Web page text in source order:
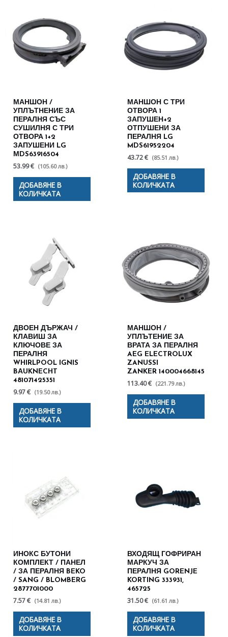
МАНШОН /
УПЛЪТНЕНИЕ ЗА
ПЕРАЛНЯ СЪС
СУШИЛНЯ С ТРИ
ОТВОРА 1+2
ЗАПУШЕНИ LG
МDS63916504
53.99 € (105.60 лв.)
ДОБАВЯНЕ В
КОЛИЧКАТА
МАНШОН С ТРИ
ОТВОРА 1
ЗАПУШЕН+2
ОТПУШЕНИ ЗА
ПЕРАЛНЯ LG
MDS61952204
43.72 € (85.51 лв.)
ДОБАВЯНЕ В
КОЛИЧКАТА
ДВОЕН ДЪРЖАЧ /
КЛАВИШ ЗА
КЛЮЧОВЕ ЗА
ПЕРАЛНЯ
WHIRLPOOL IGNIS
BАUKNECHT
481071425351
9.97 € (19.50 лв.)
ДОБАВЯНЕ В
КОЛИЧКАТА
МАНШОН /
УПЛЪТЕНИЕ ЗА
ВРАТА ЗА ПЕРАЛНЯ
AEG ELECTROLUX
ZANUSSI
ZANKER 140004668145
113.40 € (221.79 лв.)
ДОБАВЯНЕ В
КОЛИЧКАТА
ИНОКС БУТОНИ
КОМПЛЕКТ / ПАНЕЛ
/ ЗА ПЕРАЛНЯ BEKO
/ SANG / BLOMBERG
2877701000
7.57 € (14.81 лв.)
ДОБАВЯНЕ В
КОЛИЧКАТА
ВХОДЯЩ ГОФРИРАН
МАРКУЧ ЗА
ПЕРАЛНЯ GORENJE
KORTING 333931,
465725
31.50 € (61.61 лв.)
ДОБАВЯНЕ В
КОЛИЧКАТА